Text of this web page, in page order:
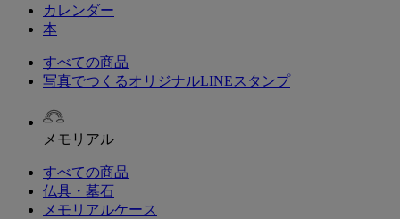
カレンダー
本
すべての商品
写真でつくるオリジナルLINEスタンプ
メモリアル
すべての商品
仏具・墓石
メモリアルケース